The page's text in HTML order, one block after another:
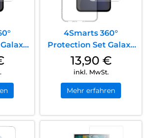
4Smarts 360°
Protection Set Galaxy
A56 Transparent
13,90 €
inkl. MwSt.
Mehr erfahren